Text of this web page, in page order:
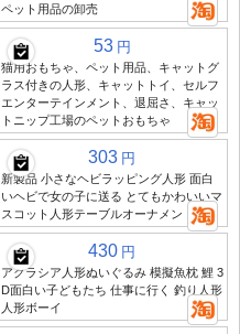
ペット用品の卸売
53 円
猫用おもちゃ、ペット用品、キャットグ
ラス付きの人形、キャットトイ、セルフ
エンターテインメント、退屈さ、キャッ
トニップ工場のペットおもちゃ
303 円
新製品 小さなヘビラッピング人形 面白
いヘビで女の子に送る とてもかわいいマ
スコット人形テーブルオーナメント
430 円
アクラシア人形ぬいぐるみ 模擬魚枕 鯉 3
D面白い子どもたち 仕事に行く 釣り人形
人形ボーイ